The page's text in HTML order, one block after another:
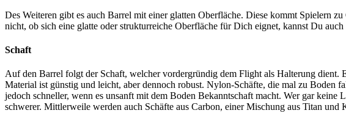
Des Weiteren gibt es auch Barrel mit einer glatten Oberfläche. Diese kommt Spielern
nicht, ob sich eine glatte oder strukturreiche Oberfläche für Dich eignet, kannst Du
Schaft
Auf den Barrel folgt der Schaft, welcher vordergründig dem Flight als Halterung
Material ist günstig und leicht, aber dennoch robust. Nylon-Schäfte, die mal zu Boden
jedoch schneller, wenn es unsanft mit dem Boden Bekanntschaft macht. Wer gar
schwerer. Mittlerweile werden auch Schäfte aus Carbon, einer Mischung aus Titan